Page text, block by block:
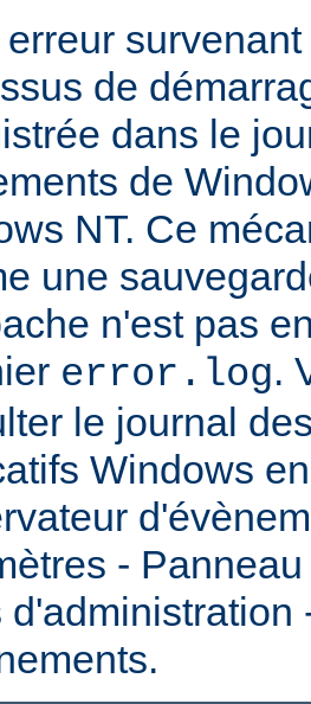
erreur
de
dans le
de
NT. Ce
une
n'est pas
error.log.
le journal
Windows
-
d'administration